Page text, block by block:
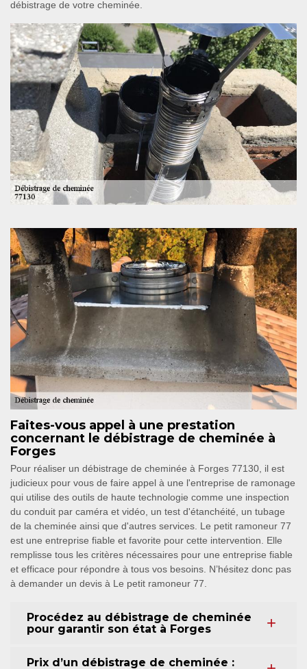
débistrage de votre cheminée.
Faites-vous appel à une prestation
concernant le débistrage de cheminée à
Forges
Pour réaliser un débistrage de cheminée à Forges 77130, il est
judicieux pour vous de faire appel à une l'entreprise de ramonage
qui utilise des outils de haute technologie comme une inspection
du conduit par caméra et vidéo, un test d'étanchéité, un tubage
de la cheminée ainsi que d'autres services. Le petit ramoneur 77
est une entreprise fiable et favorite pour cette intervention. Elle
remplisse tous les critères nécessaires pour une entreprise fiable
et efficace pour répondre à tous vos besoins. N’hésitez donc pas
à demander un devis à Le petit ramoneur 77.
Procédez au débistrage de cheminée
pour garantir son état à Forges
Prix d’un débistrage de cheminée :